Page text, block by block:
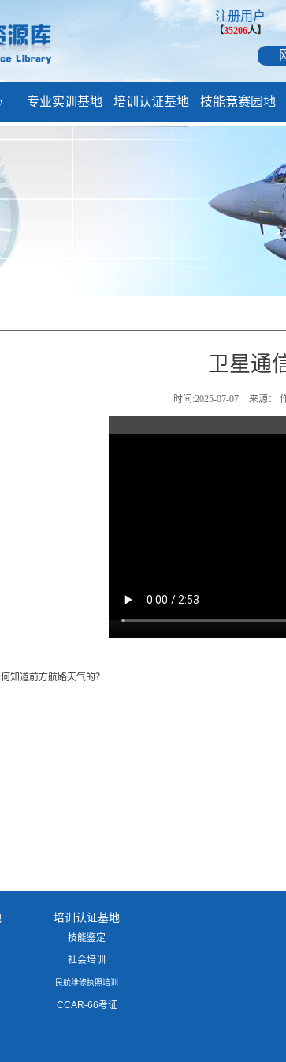
注册用户
【35206人】
专业实训基地 培训认证基地 技能竞赛园地
卫星通
时间:2025-07-07 来源：
知道前方航路天气的？
培训认证基地
技能鉴定
社会培训
民航维修执照培训
CCAR-66考证